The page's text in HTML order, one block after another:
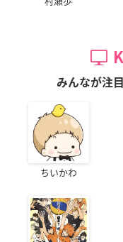
みんなが注
ちいかわ